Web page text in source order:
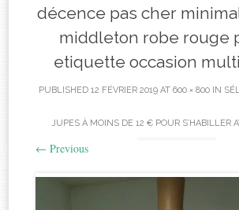
décence pas cher
middleton robe rouge
etiquette occasion
PUBLISHED 12 FÉVRIER 2019 AT 600 × 800 IN
JUPES À MOINS DE 12 € POUR S’HABILLER
← Previous